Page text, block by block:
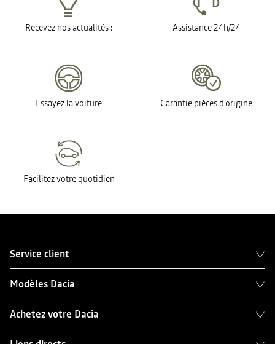
Recevez nos actualités : Assistance 24h/24
Essayez la voiture Garantie pièces d'origine
Facilitez votre quotidien
Service client
Modèles Dacia
Achetez votre Dacia